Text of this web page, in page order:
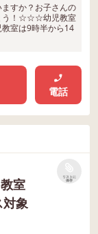
すか？お子さんの
う！☆☆☆幼児教室
室は9時半から14
電話
室
対象
リストに
保存